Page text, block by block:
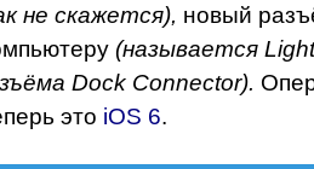
не скажется), новый
(называется
Dock Connector).
это iOS 6.